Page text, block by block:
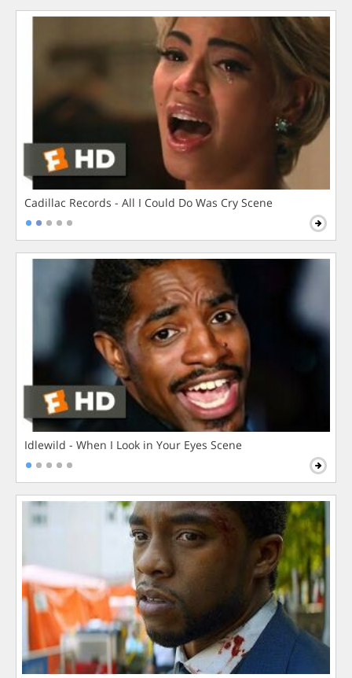
Cadillac Records - All I Could Do Was Cry Scene
Idlewild - When I Look in Your Eyes Scene